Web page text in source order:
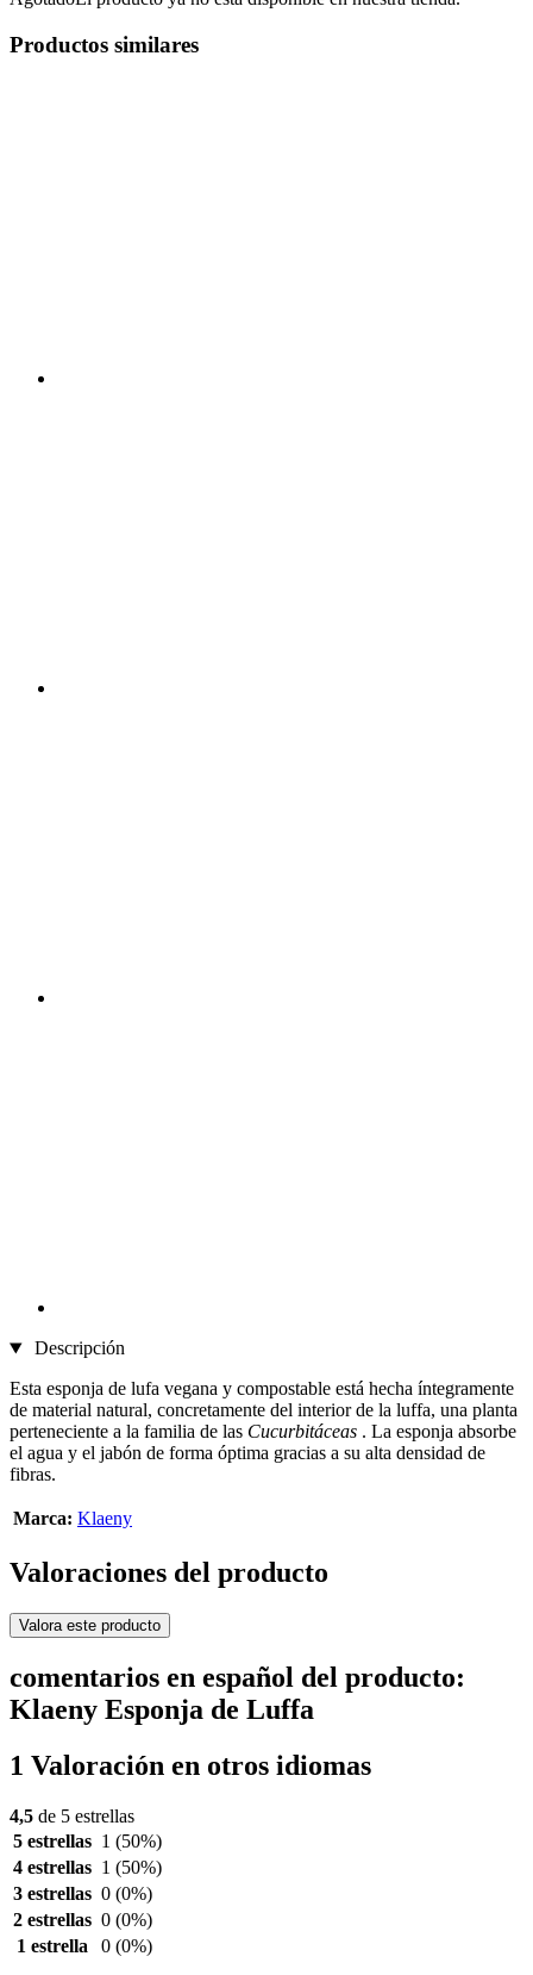
Productos similares
Descripción
Esta esponja de lufa vegana y compostable está hecha íntegramente
de material natural, concretamente del interior de la luffa, una planta
perteneciente a la familia de las Cucurbitáceas . La esponja absorbe
el agua y el jabón de forma óptima gracias a su alta densidad de
fibras.
Marca: Klaeny
Valoraciones del producto
Valora este producto
comentarios en español del producto:
Klaeny Esponja de Luffa
1 Valoración en otros idiomas
4,5 de 5 estrellas
5 estrellas 1 (50%)
4 estrellas 1 (50%)
3 estrellas 0 (0%)
2 estrellas 0 (0%)
1 estrella
0 (0%)